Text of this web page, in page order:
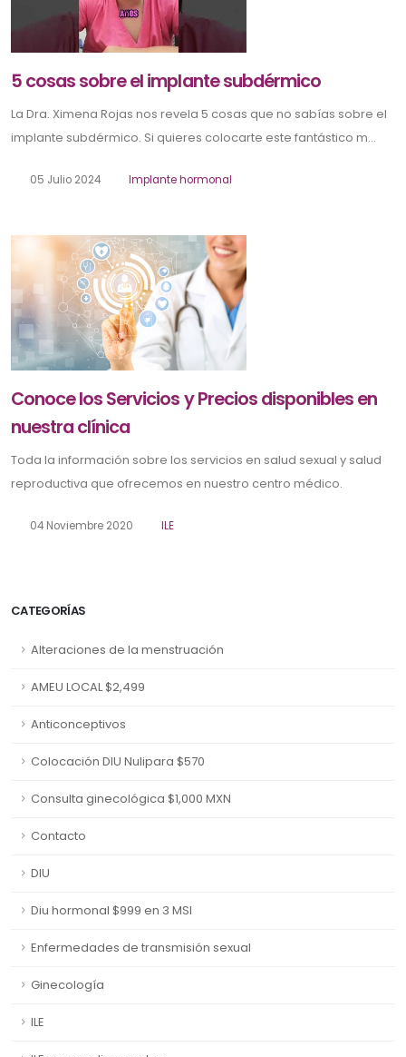
CATEGORÍAS
Alteraciones de la menstruación
AMEU LOCAL $2,499
Anticonceptivos
Colocación DIU Nulipara $570
Consulta ginecológica $1,000 MXN
Contacto
DIU
Diu hormonal $999 en 3 MSI
Enfermedades de transmisión sexual
Ginecología
ILE
5 cosas sobre el implante subdérmico
La Dra. Ximena Rojas nos revela 5 cosas que no sabías sobre el
implante subdérmico. Si quieres colocarte este fantástico m...
05 Julio 2024 Implante hormonal
Conoce los Servicios y Precios disponibles en
nuestra clínica
Toda la información sobre los servicios en salud sexual y salud
reproductiva que ofrecemos en nuestro centro médico.
04 Noviembre 2020 ILE